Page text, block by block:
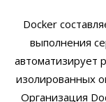
Docker
выполнения
автоматизирует
изолированных
Организация